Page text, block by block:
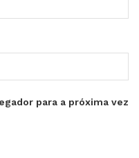
para a próxima vez